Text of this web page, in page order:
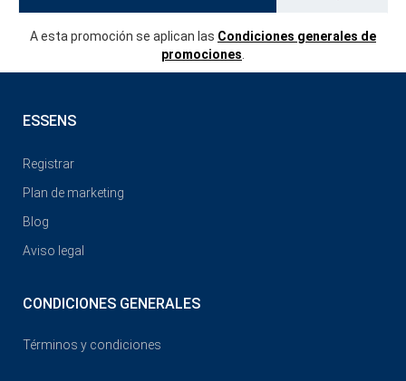
A esta promoción se aplican las Condiciones generales de
promociones
ESSENS
Registrar
Plan de marketing
Blog
Aviso legal
CONDICIONES GENERALES
Términos y condiciones